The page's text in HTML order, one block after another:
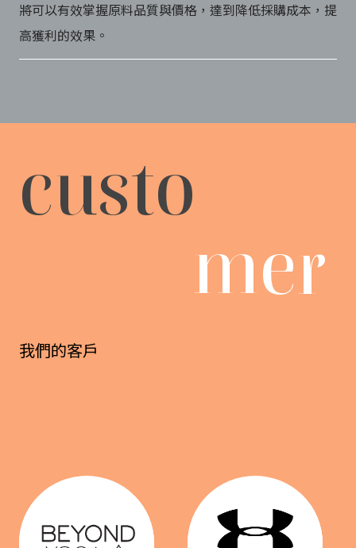
將可以有效掌握原料品質與價格，達到降低採購成本，提
高獲利的效果。
custo
mer
我們的客戶